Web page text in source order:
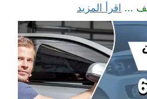
... اقرأ المزيد